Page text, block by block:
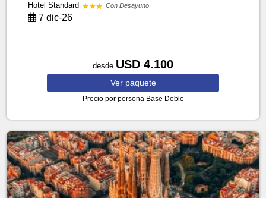
Hotel Standard
Con Desayuno
7 dic-26
desde USD 4.100
Ver paquete
Precio por persona Base Doble